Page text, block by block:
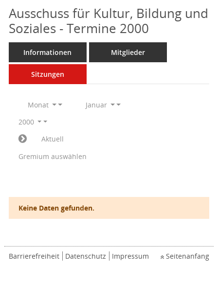
Ausschuss für Kultur, Bildung und
Soziales - Termine 2000
Informationen Mitglieder
Sitzungen
Monat
Januar
2000
Aktuell
Gremium auswählen
Keine Daten gefunden.
Barrierefreiheit Datenschutz Impressum Seitenanfang